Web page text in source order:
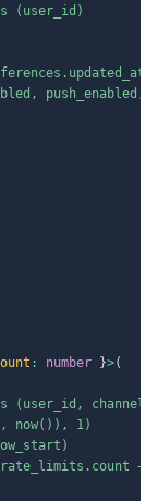
(user_id)
push_enabled,
: number }>(
(user_id,
now()), 1)
+